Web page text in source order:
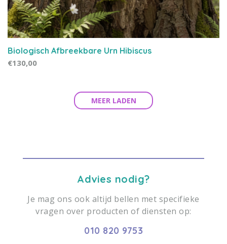
Biologisch Afbreekbare Urn Hibiscus
€130,00
MEER LADEN
Advies nodig?
Je mag ons ook altijd bellen met specifieke
vragen over producten of diensten op:
010 820 9753